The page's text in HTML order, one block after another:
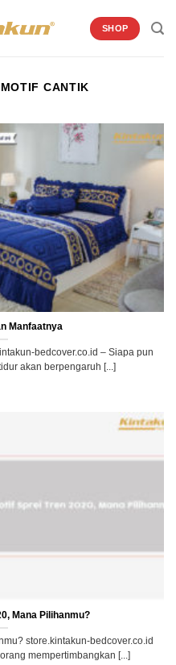
SHOP
MOTIF CANTIK
Manfaatnya
bedcover.co.id – Siapa pun
akan berpengaruh [...]
Mana Pilihanmu?
store.kintakun-bedcover.co.id
mempertimbangkan [...]